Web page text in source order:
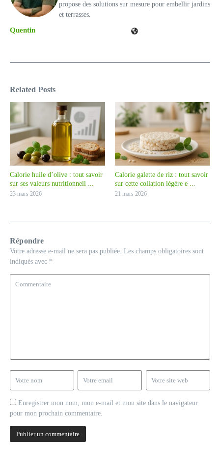
Quentin
propose des solutions sur mesure pour embellir jardins
et terrasses.
Related Posts
Calorie huile d’olive : tout savoir
sur ses valeurs nutritionnell ...
23 mars 2026
Calorie galette de riz : tout savoir
sur cette collation légère e ...
21 mars 2026
Répondre
Votre adresse e-mail ne sera pas publiée. Les champs obligatoires sont
indiqués avec *
Enregistrer mon nom, mon e-mail et mon site dans le navigateur
pour mon prochain commentaire.